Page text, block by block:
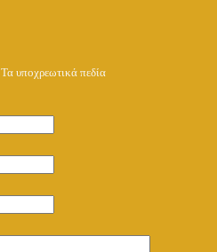
Τα υποχρεωτικά πεδία